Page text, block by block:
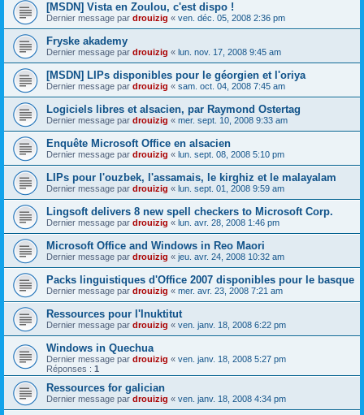
[MSDN] Vista en Zoulou, c'est dispo !
Dernier message par drouizig « ven. déc. 05, 2008 2:36 pm
Fryske akademy
Dernier message par drouizig « lun. nov. 17, 2008 9:45 am
[MSDN] LIPs disponibles pour le géorgien et l'oriya
Dernier message par drouizig « sam. oct. 04, 2008 7:45 am
Logiciels libres et alsacien, par Raymond Ostertag
Dernier message par drouizig « mer. sept. 10, 2008 9:33 am
Enquête Microsoft Office en alsacien
Dernier message par drouizig « lun. sept. 08, 2008 5:10 pm
LIPs pour l'ouzbek, l'assamais, le kirghiz et le malayalam
Dernier message par drouizig « lun. sept. 01, 2008 9:59 am
Lingsoft delivers 8 new spell checkers to Microsoft Corp.
Dernier message par drouizig « lun. avr. 28, 2008 1:46 pm
Microsoft Office and Windows in Reo Maori
Dernier message par drouizig « jeu. avr. 24, 2008 10:32 am
Packs linguistiques d'Office 2007 disponibles pour le basque
Dernier message par drouizig « mer. avr. 23, 2008 7:21 am
Ressources pour l'Inuktitut
Dernier message par drouizig « ven. janv. 18, 2008 6:22 pm
Windows in Quechua
Dernier message par drouizig « ven. janv. 18, 2008 5:27 pm
Réponses : 1
Ressources for galician
Dernier message par drouizig « ven. janv. 18, 2008 4:34 pm